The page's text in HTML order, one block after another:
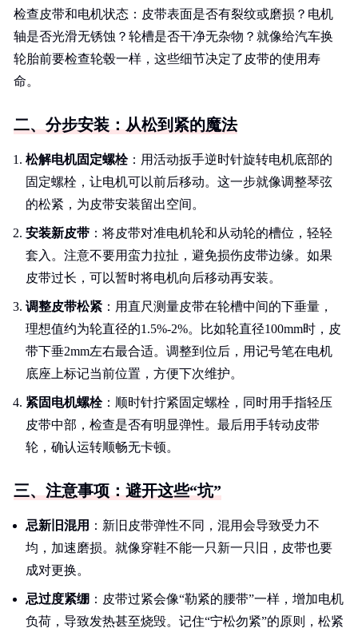
检查皮带和电机状态：皮带表面是否有裂纹或磨损？电机
轴是否光滑无锈蚀？轮槽是否干净无杂物？就像给汽车换
轮胎前要检查轮毂一样，这些细节决定了皮带的使用寿
命。
二、分步安装：从松到紧的魔法
松解电机固定螺栓：用活动扳手逆时针旋转电机底部的
固定螺栓，让电机可以前后移动。这一步就像调整琴弦
的松紧，为皮带安装留出空间。
安装新皮带 ：将皮带对准电机轮和从动轮的槽位，轻轻
套入。注意不要用蛮力拉扯，避免损伤皮带边缘。如果
皮带过长，可以暂时将电机向后移动再安装。
调整皮带松紧 ：用直尺测量皮带在轮槽中间的下垂量，
理想值约为轮直径的1.5%-2%。比如轮直径100mm时，皮
带下垂2mm左右最合适。调整到位后，用记号笔在电机
底座上标记当前位置，方便下次维护。
紧固电机螺栓：顺时针拧紧固定螺栓，同时用手指轻压
皮带中部，检查是否有明显弹性。最后用手转动皮带
轮，确认运转顺畅无卡顿。
三、注意事项：避开这些“坑”
忌新旧混用 ：新旧皮带弹性不同，混用会导致受力不
均，加速磨损。就像穿鞋不能一只新一只旧，皮带也要
成对更换。
忌过度紧绷 ：皮带过紧会像“勒紧的腰带”一样，增加电机
负荷，导致发热甚至烧毁。记住“宁松勿紧”的原则，松紧